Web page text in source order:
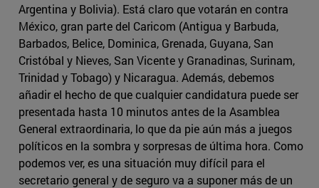
Argentina y Bolivia). Está claro que votarán en contra
México, gran parte del Caricom (Antigua y Barbuda,
Barbados, Belice, Dominica, Grenada, Guyana, San
Cristóbal y Nieves, San Vicente y Granadinas, Surinam,
Trinidad y Tobago) y Nicaragua. Además, debemos
añadir el hecho de que cualquier candidatura puede ser
presentada hasta 10 minutos antes de la Asamblea
General extraordinaria, lo que da pie aún más a juegos
políticos en la sombra y sorpresas de última hora. Como
podemos ver, es una situación muy difícil para el
secretario general y de seguro va a suponer más de un